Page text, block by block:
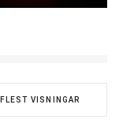
FLEST VISNINGAR